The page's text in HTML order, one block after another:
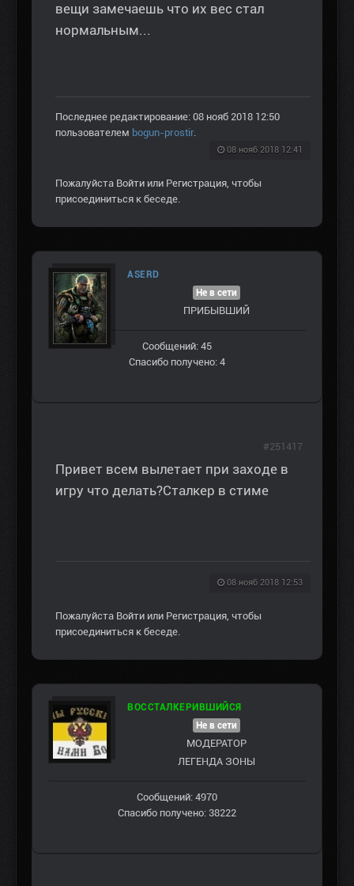
вещи замечаешь что их вес стал
нормальным...
Последнее редактирование: 08 нояб 2018 12:50
пользователем bogun-prostir.
08 нояб 2018 12:41
Пожалуйста Войти или Регистрация, чтобы
присоединиться к беседе.
ASERD
Не в сети
ПРИБЫВШИЙ
Сообщений: 45
Спасибо получено: 4
Привет всем вылетает при заходе в
игру что делать?Сталкер в стиме
08 нояб 2018 12:53
#251417
Пожалуйста Войти или Регистрация, чтобы
присоединиться к беседе.
ВОССТАЛКЕРИВШИЙСЯ
Не в сети
МОДЕРАТОР
ЛЕГЕНДА ЗОНЫ
Сообщений: 4970
Спасибо получено: 38222